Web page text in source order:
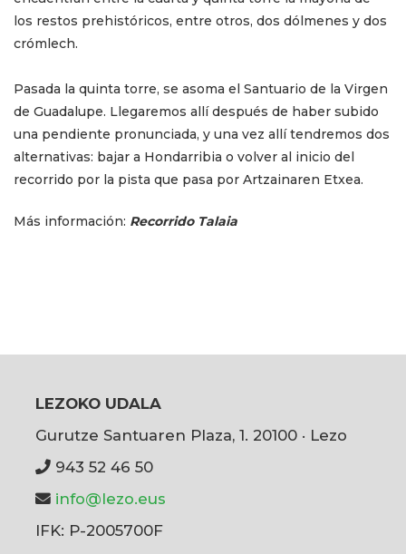
los restos prehistóricos, entre otros, dos dólmenes y dos
crómlech.
Pasada la quinta torre, se asoma el Santuario de la Virgen
de Guadalupe. Llegaremos allí después de haber subido
una pendiente pronunciada, y una vez allí tendremos dos
alternativas: bajar a Hondarribia o volver al inicio del
recorrido por la pista que pasa por Artzainaren Etxea.
Más información: Recorrido Talaia
LEZOKO UDALA
Gurutze Santuaren Plaza, 1. 20100 · Lezo
943 52 46 50
info@lezo.eus
IFK: P-2005700F